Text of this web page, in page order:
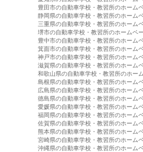
豊田市の自動車学校・教習所のホーム
静岡県の自動車学校・教習所のホーム
三重県の自動車学校・教習所のホーム
堺市の自動車学校・教習所のホームペ
豊中市の自動車学校・教習所のホーム
箕面市の自動車学校・教習所のホーム
神戸市の自動車学校・教習所のホーム
滋賀県の自動車学校・教習所のホーム
和歌山県の自動車学校・教習所のホー
島根県の自動車学校・教習所のホーム
広島県の自動車学校・教習所のホーム
徳島県の自動車学校・教習所のホーム
愛媛県の自動車学校・教習所のホーム
福岡県の自動車学校・教習所のホーム
佐賀県の自動車学校・教習所のホーム
熊本県の自動車学校・教習所のホーム
宮崎県の自動車学校・教習所のホーム
沖縄県の自動車学校・教習所のホーム